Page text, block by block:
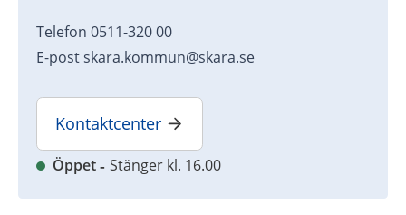
Telefon 0511-320 00
E-post skara.kommun@skara.se
Kontaktcenter
Öppet Stänger kl. 16.00